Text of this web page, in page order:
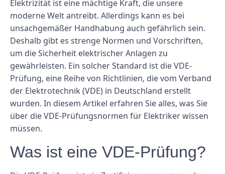
Elektrizität ist eine mächtige Kraft, die unsere
moderne Welt antreibt. Allerdings kann es bei
unsachgemäßer Handhabung auch gefährlich sein.
Deshalb gibt es strenge Normen und Vorschriften,
um die Sicherheit elektrischer Anlagen zu
gewährleisten. Ein solcher Standard ist die VDE-
Prüfung, eine Reihe von Richtlinien, die vom Verband
der Elektrotechnik (VDE) in Deutschland erstellt
wurden. In diesem Artikel erfahren Sie alles, was Sie
über die VDE-Prüfungsnormen für Elektriker wissen
müssen.
Was ist eine VDE-Prüfung?